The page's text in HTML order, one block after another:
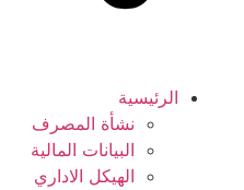
الرئيسية
نشأة المصرف
البيانات المالية
الهيكل الاداري